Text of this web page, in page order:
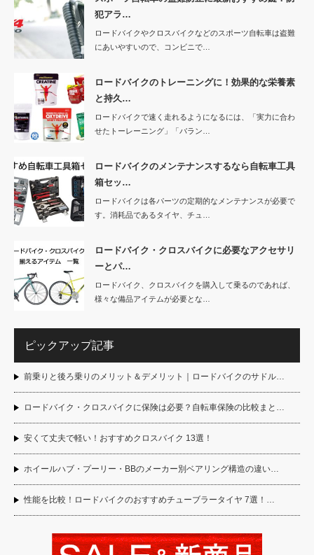
犯アラ…
ロードバイクやクロスバイクなどのスポーツ自転車は盗難
にあいやすいので、コンビニで…
ロードバイクのトレーニングに！効果的な栄養素
と持久…
ロードバイクで速く走れるようになるには、「実力に合わ
せたトーレーニング」「バラン…
ロードバイクのメンテナンスするなら自転車工具
箱セッ…
ロードバイクは各パーツの定期的なメンテナンスが必要で
す。消耗品であるタイヤ、チュ…
ロードバイク・クロスバイクに必要なアクセサリ
ーとパ…
ロードバイク、クロスバイクを購入して乗るのであれば、
様々な備品アイテムが必要とな…
ピックアップ記事
前乗りと後ろ乗りのメリット＆デメリット｜ロードバイクのサドル…
ロードバイク・クロスバイクに保険は必要？自転車保険の比較まと…
安くて丈夫で軽い！おすすめクロスバイク 13選！
ホイールハブ・プーリー・BBのメーカー別ベアリング構造の違い…
性能を比較！ロードバイクのおすすめチューブラータイヤ 7選！…